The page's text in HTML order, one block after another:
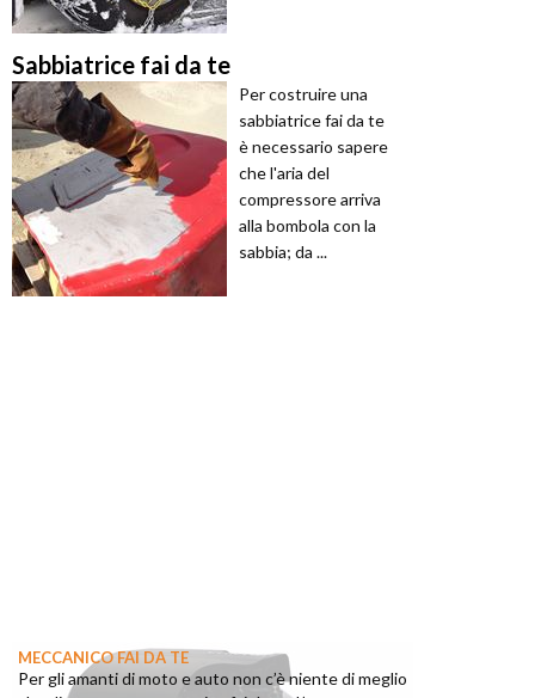
Sabbiatrice fai da te
Per costruire una
sabbiatrice fai da te
è necessario sapere
che l'aria del
compressore arriva
alla bombola con la
sabbia; da ...
MECCANICO FAI DA TE
Per gli amanti di moto e auto non c’è niente di meglio